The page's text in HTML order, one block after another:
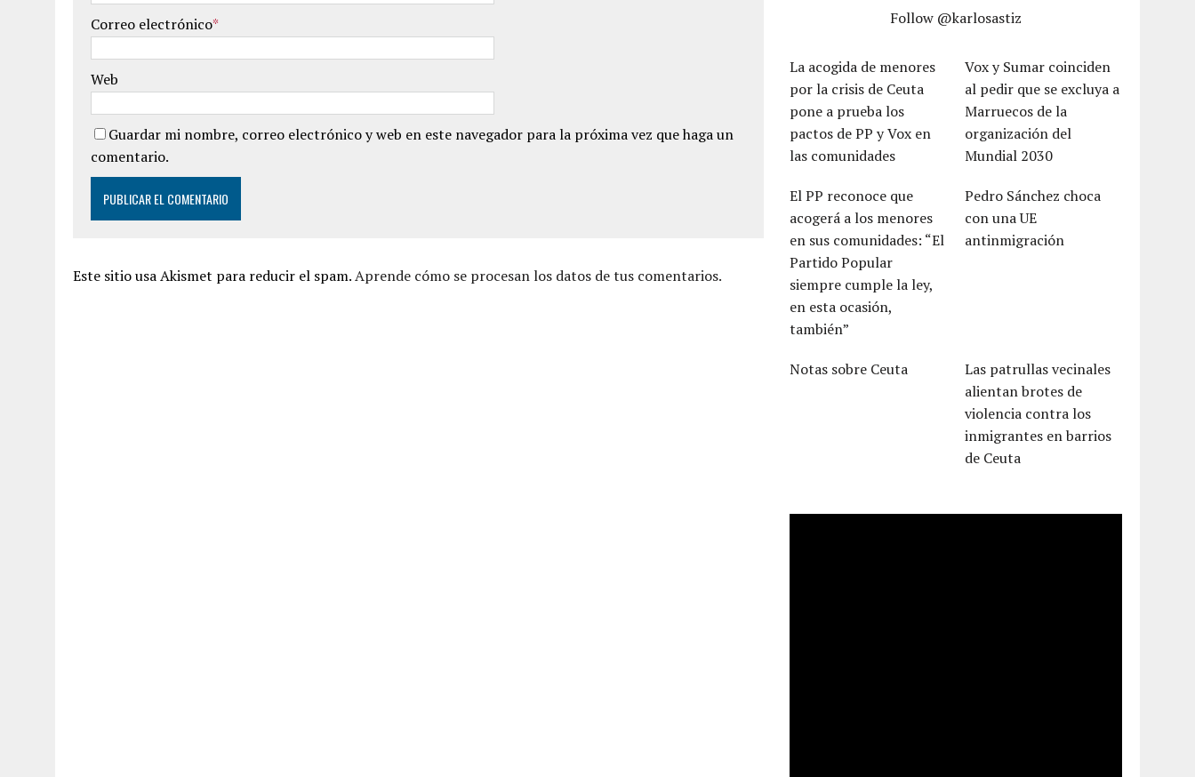
Correo electrónico*
Web
Guardar mi nombre, correo electrónico y web en este navegador para la próxima vez que haga un
comentario.
Este sitio usa Akismet para reducir el spam.Aprende cómo se procesan los datos de tus comentarios.
Follow @karlosastiz
La acogida de menores
por la crisis de Ceuta
pone a prueba los
pactos de PP y Vox en
las comunidades
Vox y Sumar coinciden
al pedir que se excluya a
Marruecos de la
organización del
Mundial 2030
El PP reconoce que
acogerá a los menores
en sus comunidades: “El
Partido Popular
siempre cumple la ley,
en esta ocasión,
también”
Pedro Sánchez choca
con una UE
antinmigración
Notas sobre Ceuta
Las patrullas vecinales
alientan brotes de
violencia contra los
inmigrantes en barrios
de Ceuta